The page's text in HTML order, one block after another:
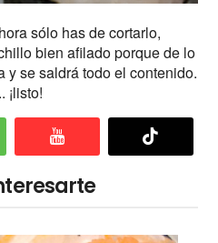
sólo has de cortarlo,
bien afilado porque de lo
y se saldrá todo el contenido.
¡listo!